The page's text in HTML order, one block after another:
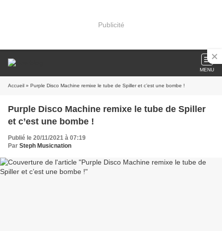
Publicité
MENU
Accueil » Purple Disco Machine remixe le tube de Spiller et c’est une bombe !
Purple Disco Machine remixe le tube de Spiller
et c’est une bombe !
Publié le 20/11/2021 à 07:19
Par Steph Musicnation